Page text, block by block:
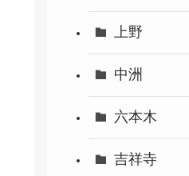
上野
中洲
六本木
吉祥寺